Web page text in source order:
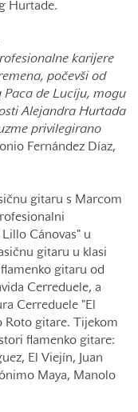
Hurtade.
karijere
počevši od
de Lucíju, mogu
Alejandra Hurtada
privilegirano
Fernández Díaz,
gitaru s Marcom
Cánovas" u
gitaru u klasi
gitaru od
Cerreduele, a
Cerreduele "El
Roto gitare. Tijekom
flamenko gitare:
El Viejín, Juan
Maya, Manolo